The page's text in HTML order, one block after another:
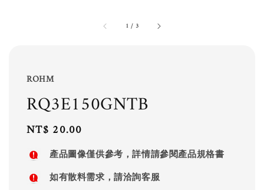
1 / 3
ROHM
RQ3E150GNTB
Regular
price
NT$ 20.00
產品圖像僅供參考，詳情請參閱產品規格書
如有散料需求，請洽詢客服